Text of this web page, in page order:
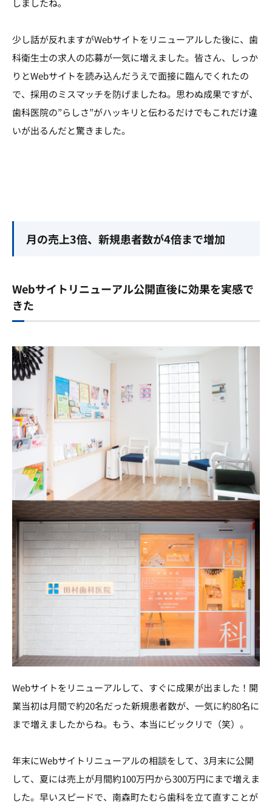
しましたね。
少し話が反れますがWebサイトをリニューアルした後に、歯
科衛生士の求人の応募が一気に増えました。皆さん、しっか
りとWebサイトを読み込んだうえで面接に臨んでくれたの
で、採用のミスマッチを防げましたね。思わぬ成果ですが、
歯科医院の”らしさ”がハッキリと伝わるだけでもこれだけ違
いが出るんだと驚きました。
月の売上3倍、新規患者数が4倍まで増加
Webサイトリニューアル公開直後に効果を実感で
きた
Webサイトをリニューアルして、すぐに成果が出ました！開
業当初は月間で約20名だった新規患者数が、一気に約80名に
まで増えましたからね。もう、本当にビックリで（笑）。
年末にWebサイトリニューアルの相談をして、3月末に公開
して、夏には売上が月間約100万円から300万円にまで増えま
した。早いスピードで、南森町たむら歯科を立て直すことが